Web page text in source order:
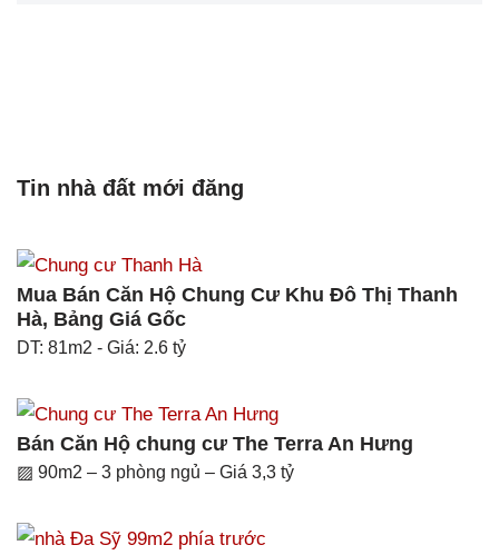
Tin nhà đất mới đăng
Mua Bán Căn Hộ Chung Cư Khu Đô Thị Thanh
Hà, Bảng Giá Gốc
DT: 81m2 - Giá: 2.6 tỷ
Bán Căn Hộ chung cư The Terra An Hưng
▨ 90m2 – 3 phòng ngủ – Giá 3,3 tỷ